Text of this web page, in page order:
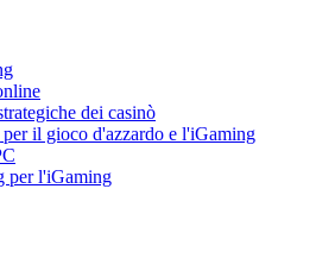
dei casinò
il gioco d'azzardo e l'iGaming
per l'iGaming